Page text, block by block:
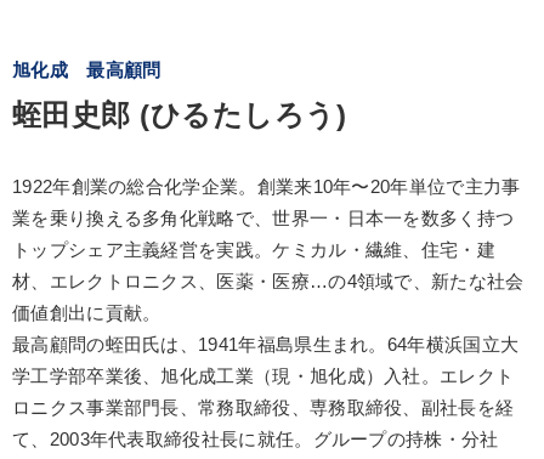
旭化成 最高顧問
蛭田史郎 (ひるたしろう)
1922年創業の総合化学企業。創業来10年〜20年単位で主力事
業を乗り換える多角化戦略で、世界一・日本一を数多く持つ
トップシェア主義経営を実践。ケミカル・繊維、住宅・建
材、エレクトロニクス、医薬・医療…の4領域で、新たな社会
価値創出に貢献。
最高顧問の蛭田氏は、1941年福島県生まれ。64年横浜国立大
学工学部卒業後、旭化成工業（現・旭化成）入社。エレクト
ロニクス事業部門長、常務取締役、専務取締役、副社長を経
て、2003年代表取締役社長に就任。グループの持株・分社